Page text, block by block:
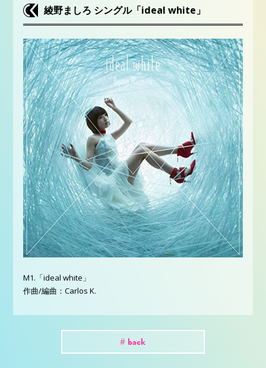
綾野ましろ シングル「ideal white」
M1.「ideal white」
作曲/編曲：Carlos K.
# back